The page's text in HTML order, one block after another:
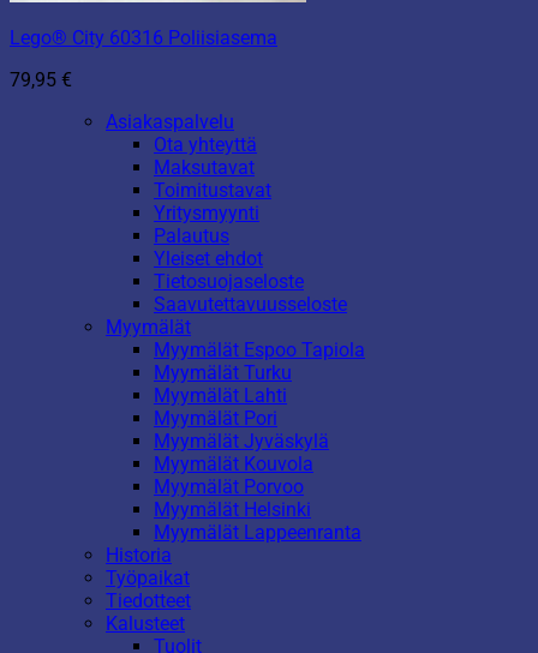
Lego® City 60316 Poliisiasema
79,95 €
Asiakaspalvelu
Ota yhteyttä
Maksutavat
Toimitustavat
Yritysmyynti
Palautus
Yleiset ehdot
Tietosuojaseloste
Saavutettavuusseloste
Myymälät
Myymälät Espoo Tapiola
Myymälät Turku
Myymälät Lahti
Myymälät Pori
Myymälät Jyväskylä
Myymälät Kouvola
Myymälät Porvoo
Myymälät Helsinki
Myymälät Lappeenranta
Historia
Työpaikat
Tiedotteet
Kalusteet
Tuolit